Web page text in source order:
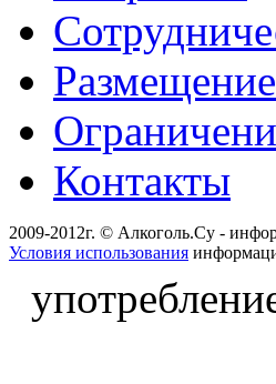
Контакты
2009-2012г. © Алкоголь.Су -
Условия использования